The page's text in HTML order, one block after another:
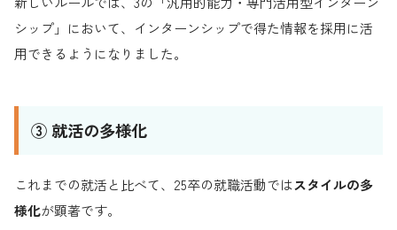
シップ」において、インターンシップで得た情報を採用に活
用できるようになりました。
③ 就活の多様化
これまでの就活と比べて、25卒の就職活動ではスタイルの多
様化が顕著です。